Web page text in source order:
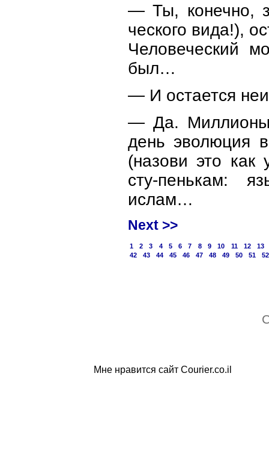
— Ты, конечно,
ческого вида!),
Человеческий
был…
— И остается
— Да. Миллионы
день эволюция
(назови это как
сту-пенькам:
ислам…
Next >>
1 2 3 4 5 6 7 8 9 10 11 12 13
42
43 44 45 46 47 48 49 50 51
Мне нравится сайт Courier.co.il